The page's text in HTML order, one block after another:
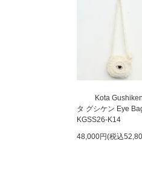
Kota
タ グシケン Eye
KGSS26-K14
48,000円(税込